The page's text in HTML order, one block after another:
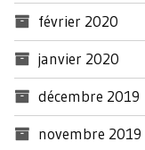
février 2020
janvier 2020
décembre 2019
novembre 2019